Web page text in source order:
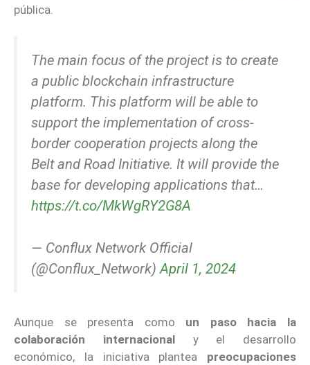
pública.
The main focus of the project is to create
a public blockchain infrastructure
platform. This platform will be able to
support the implementation of cross-
border cooperation projects along the
Belt and Road Initiative. It will provide the
base for developing applications that…
https://t.co/MkWgRY2G8A
— Conflux Network Official
(@Conflux_Network)April 1, 2024
Aunque se presenta como un paso hacia la
colaboración internacionaly el desarrollo
económico, la iniciativa plantea preocupaciones